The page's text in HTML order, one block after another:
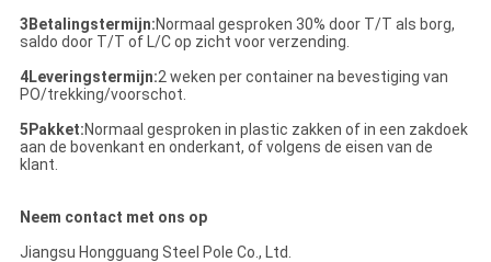
3Betalingstermijn:Normaal gesproken 30% door T/T als borg,
saldo door T/T of L/C op zicht voor verzending.
4Leveringstermijn:2 weken per container na bevestiging van
PO/trekking/voorschot.
5Pakket:Normaal gesproken in plastic zakken of in een zakdoek
aan de bovenkant en onderkant, of volgens de eisen van de
klant.
Neem contact met ons op
Jiangsu Hongguang Steel Pole Co., Ltd.